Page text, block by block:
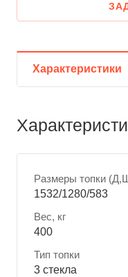
Характеристики
Размеры топки
1532/1280/583
Вес, кг
400
Тип топки
3 стекла